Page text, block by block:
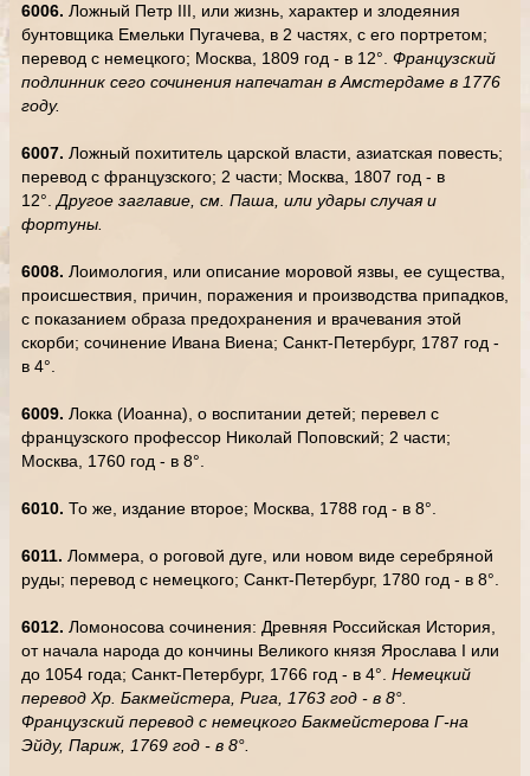
6006. Ложный Петр III, или жизнь, характер и злодеяния
бунтовщика Емельки Пугачева, в 2 частях, с его портретом;
перевод с немецкого; Москва, 1809 год - в 12°. Французский
подлинник сего сочинения напечатан в Амстердаме в 1776
году.
6007. Ложный похититель царской власти, азиатская повесть;
перевод с французского; 2 части; Москва, 1807 год - в
12°. Другое заглавие, см. Паша, или удары случая и
фортуны.
6008. Лоимология, или описание моровой язвы, ее существа,
происшествия, причин, поражения и производства припадков,
с показанием образа предохранения и врачевания этой
скорби; сочинение Ивана Виена; Санкт-Петербург, 1787 год -
в 4°.
6009. Локка (Иоанна), о воспитании детей; перевел с
французского профессор Николай Поповский; 2 части;
Москва, 1760 год - в 8°.
6010. То же, издание второе; Москва, 1788 год - в 8°.
6011. Ломмера, о роговой дуге, или новом виде серебряной
руды; перевод с немецкого; Санкт-Петербург, 1780 год - в 8°.
6012. Ломоносова сочинения: Древняя Российская История,
от начала народа до кончины Великого князя Ярослава I или
до 1054 года; Санкт-Петербург, 1766 год - в 4°. Немецкий
перевод Хр. Бакмейстера, Рига, 1763 год - в 8°.
Французский перевод с немецкого Бакмейстерова Г-на
Эйду, Париж, 1769 год - в 8°